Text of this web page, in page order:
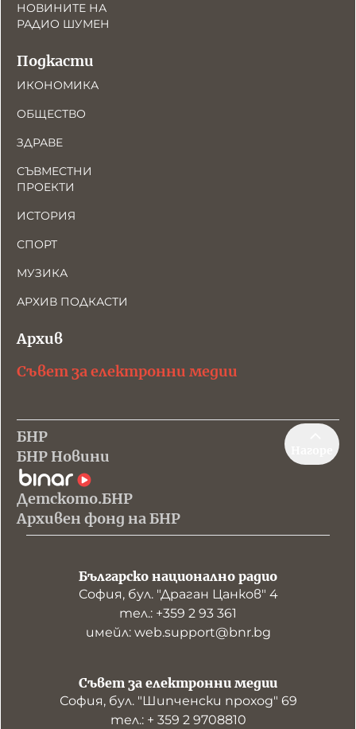
НОВИНИТЕ НА
РАДИО ШУМЕН
Подкасти
ИКОНОМИКА
ОБЩЕСТВО
ЗДРАВЕ
СЪВМЕСТНИ
ПРОЕКТИ
ИСТОРИЯ
СПОРТ
МУЗИКА
АРХИВ ПОДКАСТИ
Архив
Съвет за електронни медии
БНР
БНР Новини
Детското.БНР
Архивен фонд на БНР
Българско национално радио
София, бул. "Драган Цанков" 4
тел.: +359 2 93 361
имейл: web.support@bnr.bg
Съвет за електронни медии
София, бул. "Шипченски проход" 69
тел.: + 359 2 9708810